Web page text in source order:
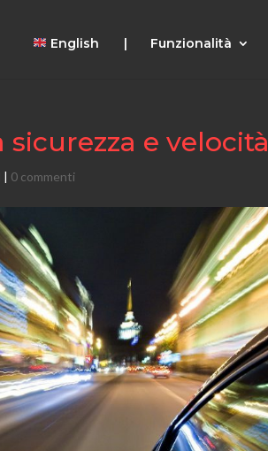
English | Funzionalità
sicurezza e velocità
| 0 commenti